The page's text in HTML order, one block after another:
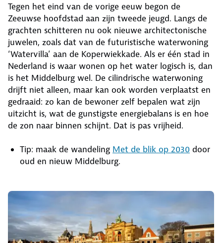
Tegen het eind van de vorige eeuw begon de
Zeeuwse hoofdstad aan zijn tweede jeugd. Langs de
grachten schitteren nu ook nieuwe architectonische
juwelen, zoals dat van de futuristische waterwoning
‘Watervilla’ aan de Koperwiekkade. Als er één stad in
Nederland is waar wonen op het water logisch is, dan
is het Middelburg wel. De cilindrische waterwoning
drijft niet alleen, maar kan ook worden verplaatst en
gedraaid: zo kan de bewoner zelf bepalen wat zijn
uitzicht is, wat de gunstigste energiebalans is en hoe
de zon naar binnen schijnt. Dat is pas vrijheid.
Tip: maak de wandeling Met de blik op 2030 door
oud en nieuw Middelburg.